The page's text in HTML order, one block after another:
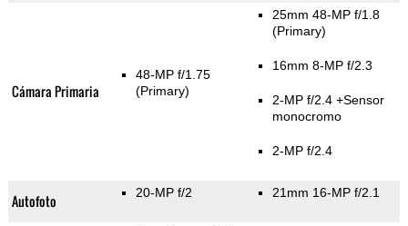
Cámara Primaria
48-MP f/1.75
(Primary)
25mm 48-MP f/1.8
(Primary)
16mm 8-MP f/2.3
2-MP f/2.4 +Sensor
monocromo
2-MP f/2.4
Autofoto 20-MP f/2 21mm 16-MP f/2.1